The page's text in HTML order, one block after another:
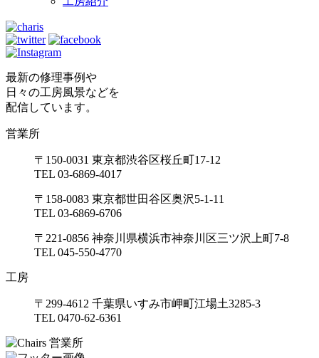
最新の修理事例や
日々の工房風景などを
配信しています。
営業所
〒150-0031 東京都渋谷区桜丘町17-12
TEL 03-6869-4017
〒158-0083 東京都世田谷区奥沢5-1-11
TEL 03-6869-6706
〒221-0856 神奈川県横浜市神奈川区三ツ沢上町7-8
TEL 045-550-4770
工房
〒299-4612 千葉県いすみ市岬町江場土3285-3
TEL 0470-62-6361